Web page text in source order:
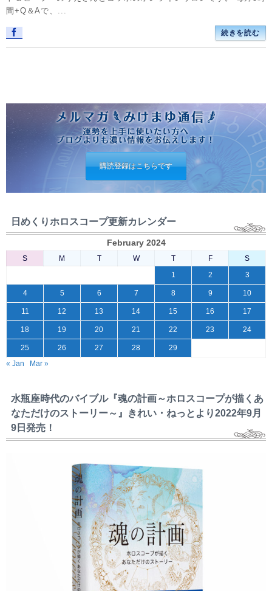
間+Q＆Aで、...
続きを読む
購読登録はこちらです
日めくりホロスコープ更新カレンダー
February 2024
S M T W T F
S
1
2 3
4 5 6 7 8 9 10
11 12 13 14 15 16 17
18 19 20 21 22 23 24
25 26 27 28
29
« Jan
Mar »
水瓶座時代のバイブル『魂の計画～ホロスコープが描くあ
なただけのストーリー～』きれい・ねっとより2022年9月
9日発売！